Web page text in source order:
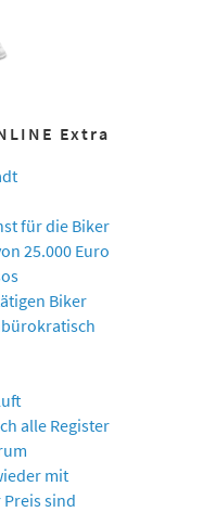
Extra
für die Biker
25.000 Euro
Biker
alle Register
mit
sind